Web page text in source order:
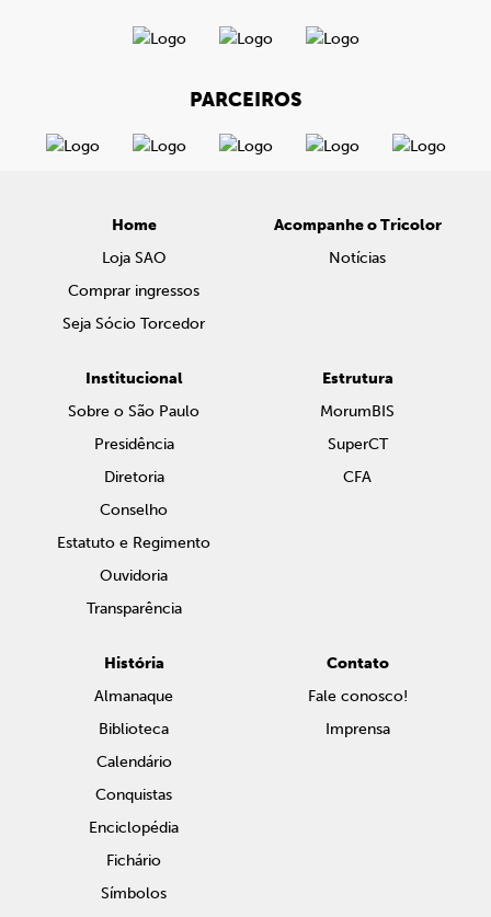
PARCEIROS
Home
Loja SAO
Comprar ingressos
Seja Sócio Torcedor
Acompanhe o Tricolor
Notícias
Institucional
Sobre o São Paulo
Presidência
Diretoria
Conselho
Estatuto e Regimento
Ouvidoria
Transparência
Estrutura
MorumBIS
SuperCT
CFA
História
Almanaque
Biblioteca
Calendário
Conquistas
Enciclopédia
Fichário
Símbolos
Contato
Fale conosco!
Imprensa